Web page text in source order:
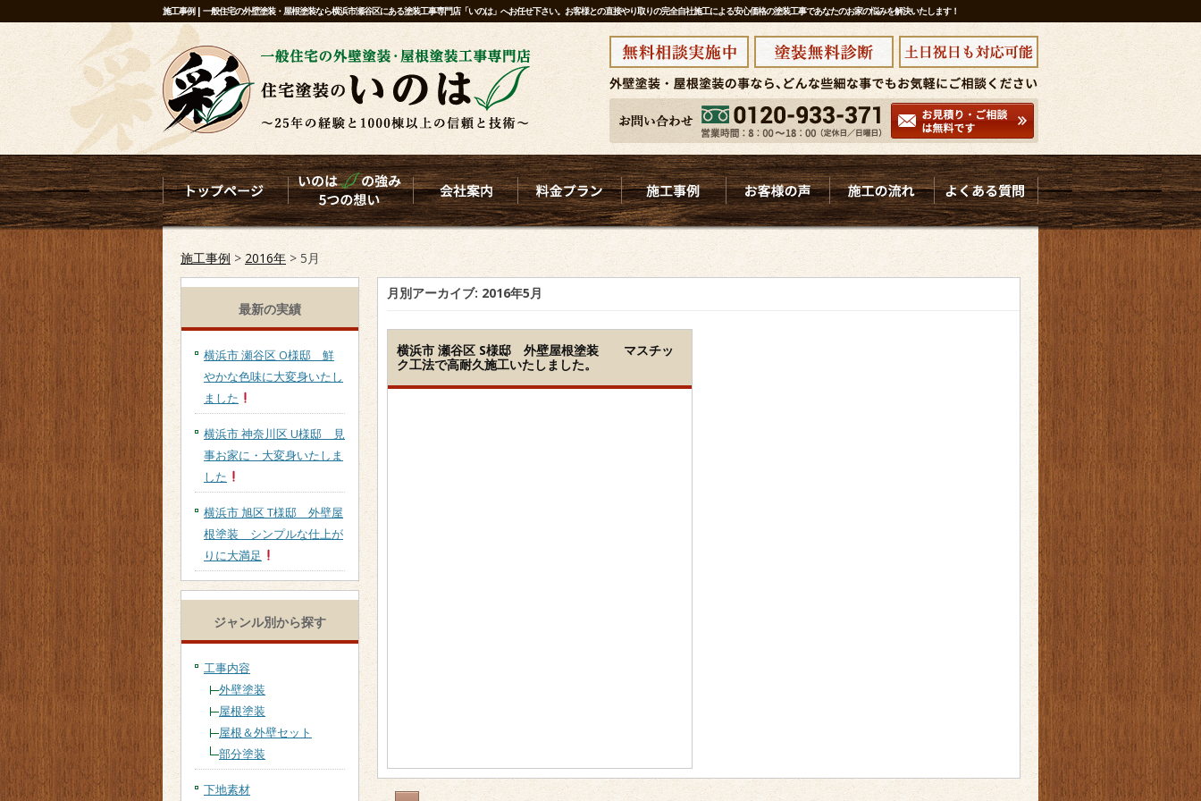
施工事例 | 一般住宅の外壁塗装・屋根塗装なら横浜市瀬谷区にある塗装工事専門店「いのは」へお任せ下さい。お客様との直接やり取りの完全自社施工による安心価格の塗装工事であなたのお家の悩みを解決いたします！
施工事例>2016年>5月
月別アーカイブ: 2016年5月
横浜市 瀬谷区 S様邸 外壁屋根塗装 マスチッ
ク工法で高耐久施工いたしました。
最新の実績
横浜市 瀬谷区 O様邸 鮮
やかな色味に大変身いたし
ました
横浜市 神奈川区 U様邸 見
事お家に・大変身いたしま
した
横浜市 旭区 T様邸 外壁屋
根塗装 シンプルな仕上が
りに大満足
ジャンル別から探す
工事内容
外壁塗装
屋根塗装
屋根＆外壁セット
部分塗装
下地素材